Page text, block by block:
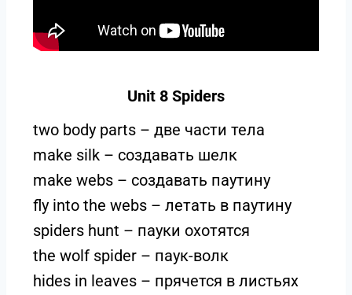
Unit 8 Spiders
two body parts – две части тела
make silk – создавать шелк
make webs – создавать паутину
fly into the webs – летать в паутину
spiders hunt – пауки охотятся
the wolf spider – паук-волк
hides in leaves – прячется в листьях